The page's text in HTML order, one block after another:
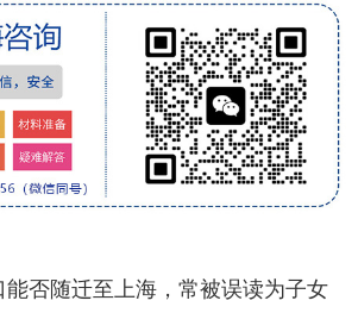
随迁至上海，常被误读为子女